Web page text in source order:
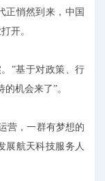
正悄然到来，中国
开。
”基于对政策、行
机会来了”。
营，一群有梦想的
展航天科技服务人